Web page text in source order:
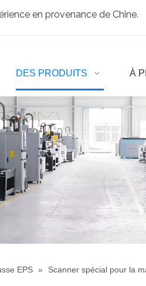
en provenance de Chine.
DES PRODUITS À
EPS » Scanner spécial pour la